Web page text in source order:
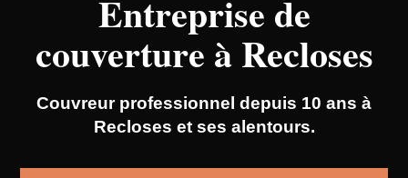
Entreprise de
couverture à Recloses
Couvreur professionnel depuis 10 ans à
Recloses et ses alentours.